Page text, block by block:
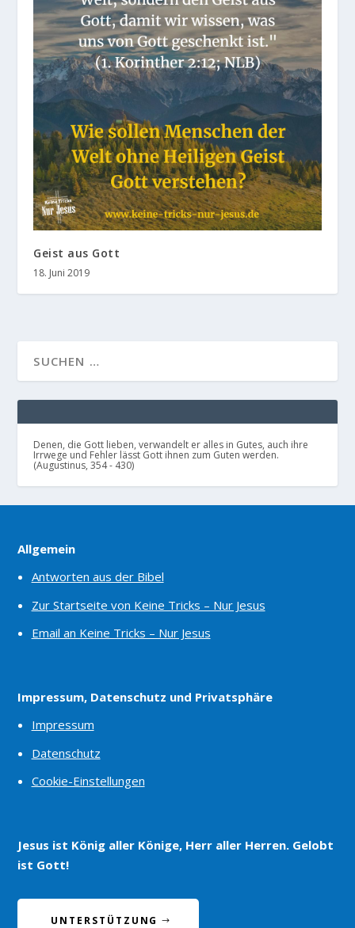
Geist aus Gott
18. Juni 2019
Denen, die Gott lieben, verwandelt er alles in Gutes, auch ihre
Irrwege und Fehler lässt Gott ihnen zum Guten werden.
(Augustinus, 354 - 430)
Allgemein
Antworten aus der Bibel
Zur Startseite von Keine Tricks – Nur Jesus
Email an Keine Tricks – Nur Jesus
Impressum, Datenschutz und Privatsphäre
Impressum
Datenschutz
Cookie-Einstellungen
Jesus ist König aller Könige, Herr aller Herren. Gelobt
ist Gott!
UNTERSTÜTZUNG